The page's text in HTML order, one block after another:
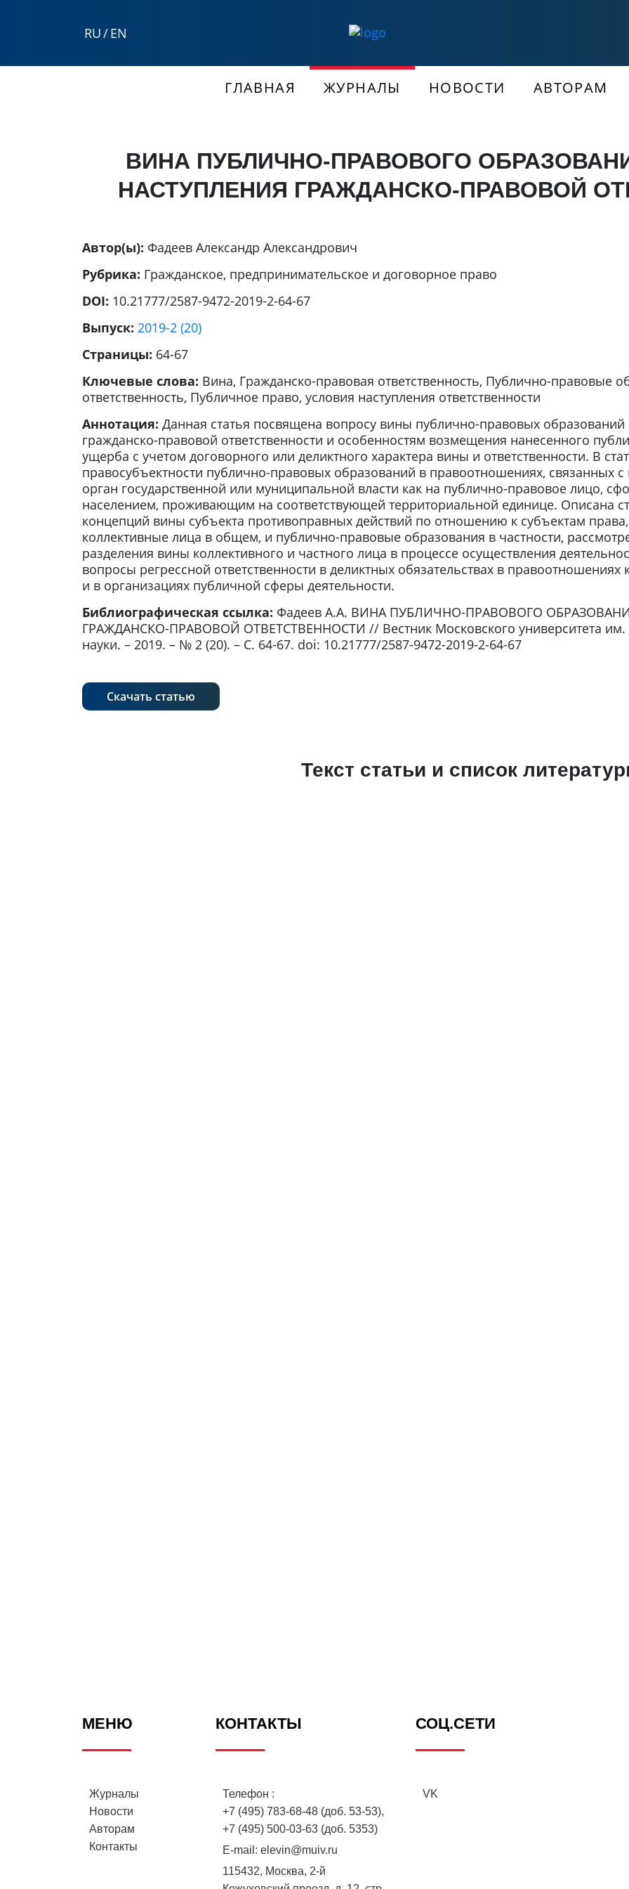
RU/EN
ГЛАВНАЯ ЖУРНАЛЫ НОВОСТИ АВТОРАМ
ВИНА ПУБЛИЧНО-ПРАВОВОГО
НАСТУПЛЕНИЯ ГРАЖДАНСКО-ПРАВОВОЙ
Автор(ы): Фадеев Александр Александрович
Рубрика: Гражданское, предпринимательское и договорное право
DOI: 10.21777/2587-9472-2019-2-64-67
Выпуск: 2019-2 (20)
Страницы: 64-67
Ключевые слова: Вина, Гражданско-правовая ответственность, Публично-правовые
ответственность, Публичное право, условия наступления ответственности
Аннотация: Данная статья посвящена вопросу вины публично-правовых образований
гражданско-правовой ответственности и особенностям возмещения нанесенного
ущерба с учетом договорного или деликтного характера вины и ответственности. В
правосубъектности публично-правовых образований в правоотношениях, связанных с
орган государственной или муниципальной власти как на публично-правовое лицо,
населением, проживающим на соответствующей территориальной единице. Описана
концепций вины субъекта противоправных действий по отношению к субъектам
коллективные лица в общем, и публично-правовые образования в частности,
разделения вины коллективного и частного лица в процессе осуществления
вопросы регрессной ответственности в деликтных обязательствах в правоотношениях
и в организациях публичной сферы деятельности.
Библиографическая ссылка: Фадеев А.А. ВИНА ПУБЛИЧНО-ПРАВОВОГО
ГРАЖДАНСКО-ПРАВОВОЙ ОТВЕТСТВЕННОСТИ // Вестник Московского университета
науки. – 2019. – № 2 (20). – С. 64-67. doi: 10.21777/2587-9472-2019-2-64-67
Скачать статью
Текст статьи и список
МЕНЮ
Журналы
Новости
Авторам
Контакты
КОНТАКТЫ
Телефон :
+7 (495) 783-68-48 (доб. 53-53),
+7 (495) 500-03-63 (доб. 5353)
E-mail: elevin@muiv.ru
115432, Москва, 2-й
СОЦ.СЕТИ
VK